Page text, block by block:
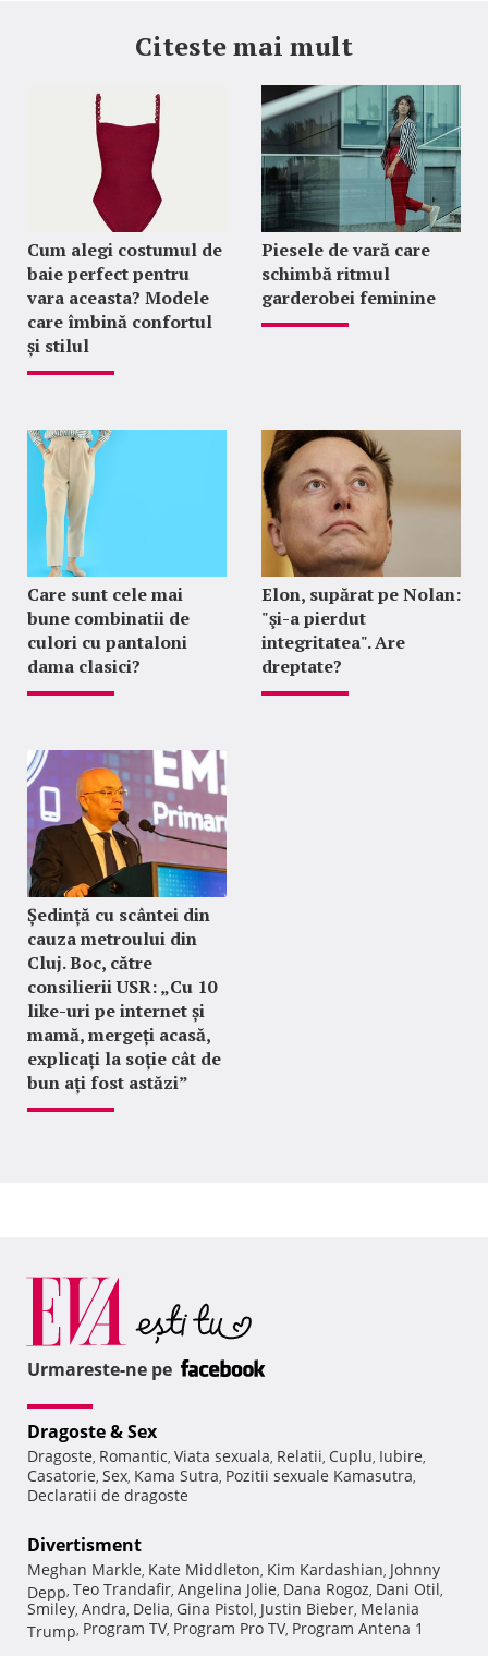
Citeste mai mult
Cum alegi costumul de
baie perfect pentru
vara aceasta? Modele
care îmbină confortul
și stilul
Piesele de vară care
schimbă ritmul
garderobei feminine
Care sunt cele mai
bune combinatii de
culori cu pantaloni
dama clasici?
Elon, supărat pe Nolan:
"şi-a pierdut
integritatea". Are
dreptate?
Ședință cu scântei din
cauza metroului din
Cluj. Boc, către
consilierii USR: „Cu 10
like-uri pe internet și
mamă, mergeți acasă,
explicați la soție cât de
bun ați fost astăzi”
Urmareste-ne pe
Dragoste & Sex
Dragoste, Romantic, Viata sexuala, Relatii, Cuplu, Iubire,
Casatorie, Sex, Kama Sutra, Pozitii sexuale Kamasutra,
Declaratii de dragoste
Divertisment
Meghan Markle, Kate Middleton, Kim Kardashian, Johnny
Depp, Teo Trandafir, Angelina Jolie, Dana Rogoz, Dani Otil,
Smiley, Andra, Delia, Gina Pistol, Justin Bieber, Melania
Trump, Program TV, Program Pro TV, Program Antena 1